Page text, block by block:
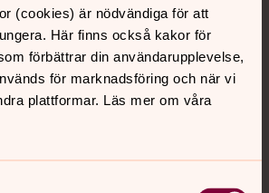
(cookies) är nödvändiga för att
Här finns också kakor för
förbättrar din användarupplevelse,
för marknadsföring och när vi
plattformar. Läs mer om våra